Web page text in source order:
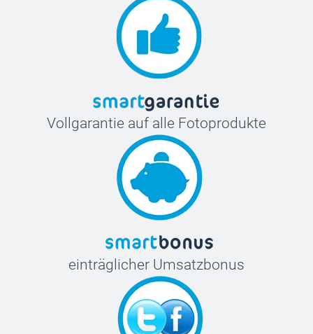
Vollgarantie auf alle Fotoprodukte
einträglicher Umsatzbonus